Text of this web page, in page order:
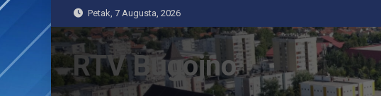
Petak, 7 Augusta, 2026
RTV Bugojno